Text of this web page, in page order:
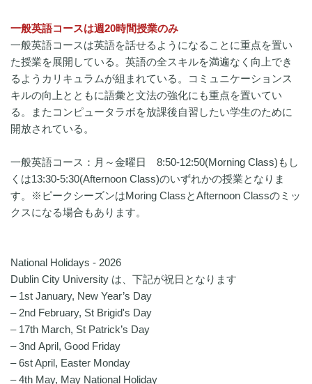
一般英語コースは週20時間授業のみ
一般英語コースは英語を話せるようになることに重点を置い
た授業を展開している。英語の全スキルを満遍なく向上でき
るようカリキュラムが組まれている。コミュニケーションス
キルの向上とともに語彙と文法の強化にも重点を置いてい
る。またコンピュータラボを放課後自習したい学生のために
開放されている。
一般英語コース：月～金曜日 8:50-12:50(Morning Class)もし
くは13:30-5:30(Afternoon Class)のいずれかの授業となりま
す。※ピークシーズンはMoring ClassとAfternoon Classのミッ
クスになる場合もあります。
National Holidays - 2026
Dublin City University は、下記が祝日となります
– 1st January, New Year’s Day
– 2nd February, St Brigid's Day
– 17th March, St Patrick’s Day
– 3nd April, Good Friday
– 6st April, Easter Monday
– 4th May, May National Holiday